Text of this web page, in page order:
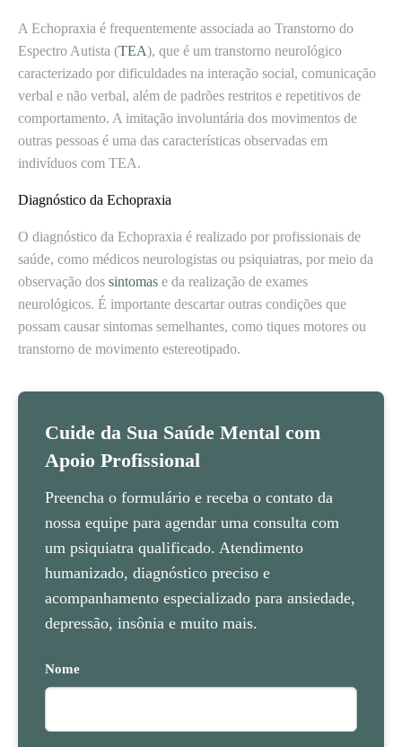
A Echopraxia é frequentemente associada ao Transtorno do
Espectro Autista (TEA), que é um transtorno neurológico
caracterizado por dificuldades na interação social, comunicação
verbal e não verbal, além de padrões restritos e repetitivos de
comportamento. A imitação involuntária dos movimentos de
outras pessoas é uma das características observadas em
indivíduos com TEA.
Diagnóstico da Echopraxia
O diagnóstico da Echopraxia é realizado por profissionais de
saúde, como médicos neurologistas ou psiquiatras, por meio da
observação dos sintomas e da realização de exames
neurológicos. É importante descartar outras condições que
possam causar sintomas semelhantes, como tiques motores ou
transtorno de movimento estereotipado.
Cuide da Sua Saúde Mental com
Apoio Profissional
Preencha o formulário e receba o contato da
nossa equipe para agendar uma consulta com
um psiquiatra qualificado. Atendimento
humanizado, diagnóstico preciso e
acompanhamento especializado para ansiedade,
depressão, insônia e muito mais.
Nome